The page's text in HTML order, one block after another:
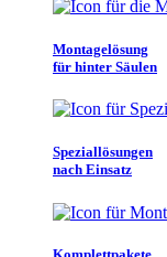
Montagelösung
für hinter Säulen
Speziallösungen
nach Einsatz